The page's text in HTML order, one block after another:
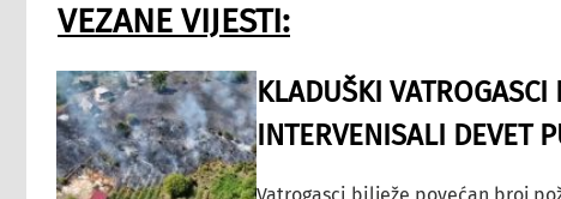
VEZANE VIJESTI:
KLADUŠKI
INTERVENISALI DEVET